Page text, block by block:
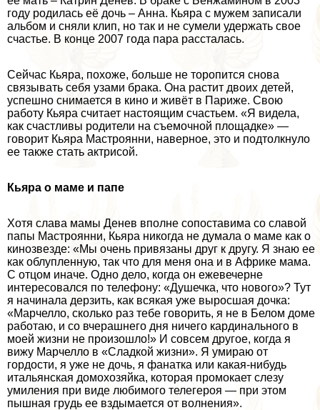
году родилась её дочь – Анна. Кьяра с мужем записали
альбом и сняли клип, но так и не сумели удержать свое
счастье. В конце 2007 года пара рассталась.
Сейчас Кьяра, похоже, больше не торопится снова
связывать себя узами бpaка. Она растит двоих детей,
успешно снимается в кино и живёт в Париже. Свою
работу Кьяра считает настоящим счастьем. «Я видела,
как счастливы родители на съемочной площадке» —
говорит Кьяра Мастроянни, наверное, это и подтолкнуло
ее также стать актрисой.
Кьяра о маме и папе
Хотя слава мамы Денев вполне сопоставима со славой
папы Мастроянни, Кьяра никогда не думала о маме как о
кинозвезде: «Мы очень привязаны друг к другу. Я знаю ее
как облупленную, так что для меня она и в Африке мама.
С отцом иначе. Одно дело, когда он ежевечерне
интересовался по телефону: «Душечка, что нового»? Тут
я начинала дерзить, как всякая уже выросшая дочка:
«Марчелло, сколько раз тебе говорить, я не в Белом доме
работаю, и со вчерашнего дня ничего кардинального в
моей жизни не произошло!» И совсем другое, когда я
вижу Марчелло в «Сладкой жизни». Я умираю от
гордости, я уже не дочь, я фанатка или какая-нибудь
итальянская домохозяйка, которая промокает слезу
умиления при виде любимого телегероя — при этом
пышная гpyдь ее вздымается от волнения».